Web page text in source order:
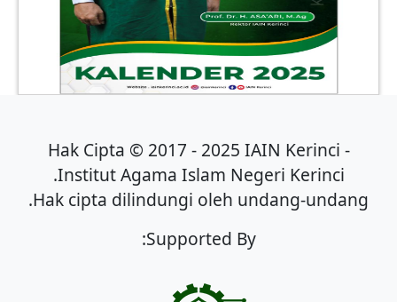
Hak Cipta © 2017 - 2025 IAIN Kerinci -
Institut Agama Islam Negeri Kerinci.
Hak cipta dilindungi oleh undang-undang.
Supported By: